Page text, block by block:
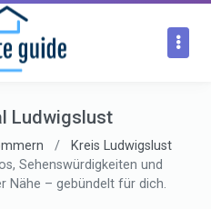
Ludwigslust
Kreis Ludwigslust
Sehenswürdigkeiten und
Nähe – gebündelt für dich.